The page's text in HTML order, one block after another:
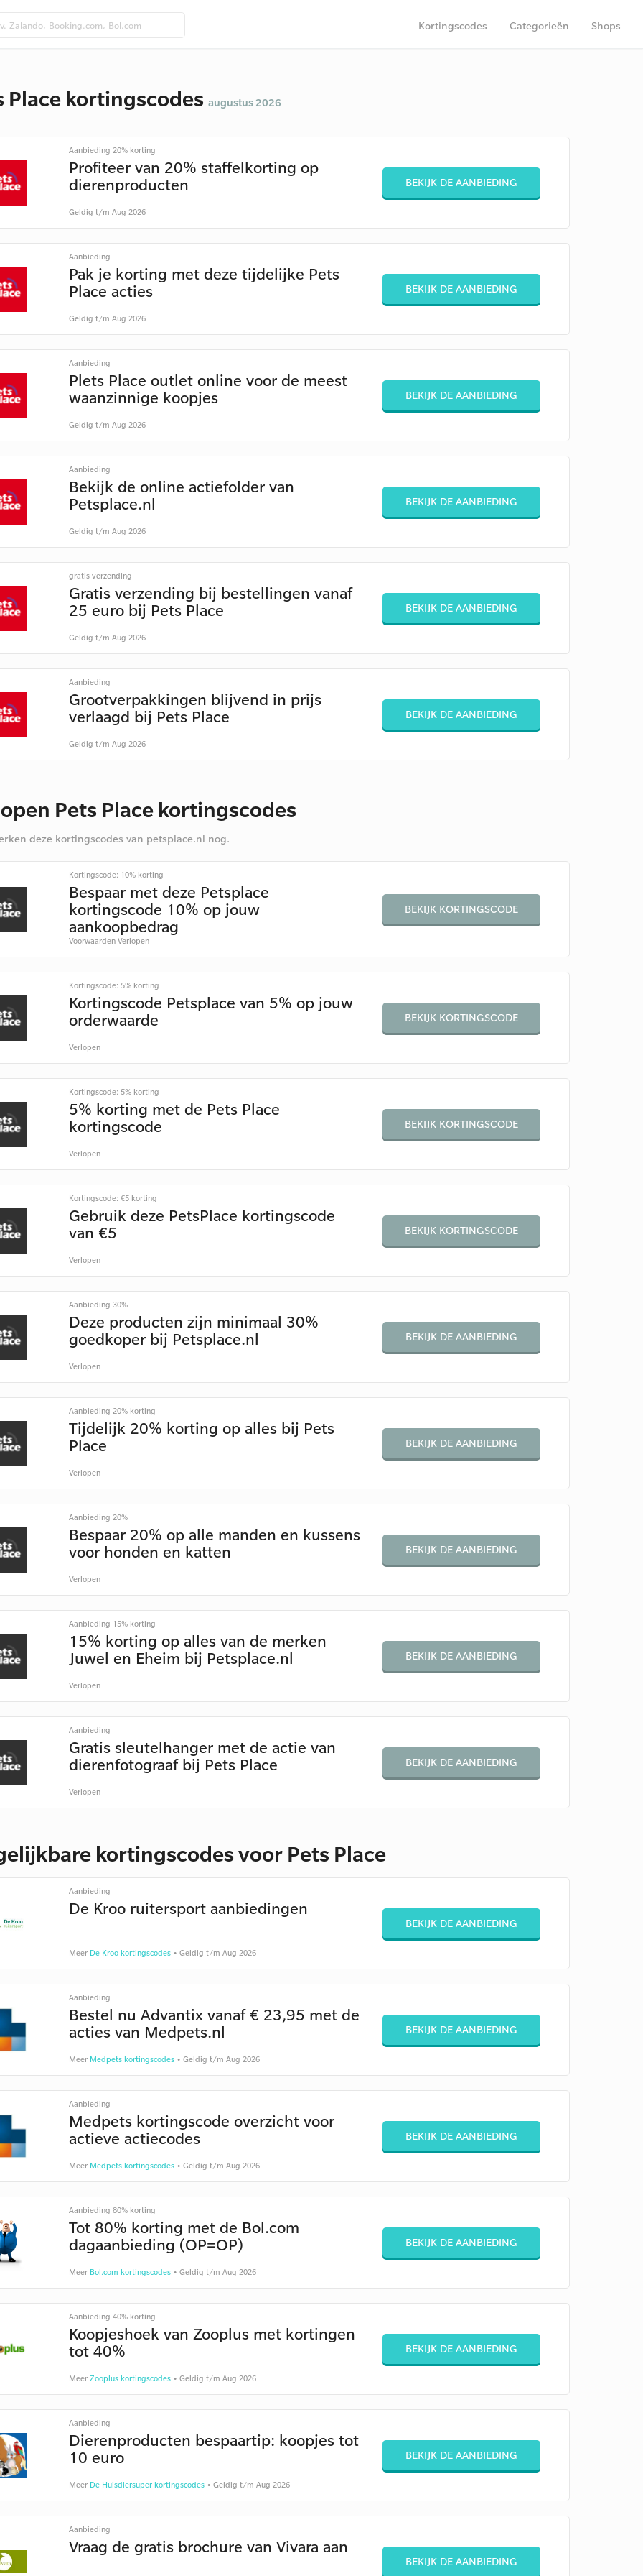
Kortingscodes Categorieën Shops
Place kortingscodes augustus 2026
Aanbieding 20% korting
Profiteer van 20% staffelkorting op
dierenproducten
Geldig t/m Aug 2026
BEKIJK DE AANBIEDING
Aanbieding
Pak je korting met deze tijdelijke Pets
Place acties
Geldig t/m Aug 2026
BEKIJK DE AANBIEDING
Aanbieding
Plets Place outlet online voor de meest
waanzinnige koopjes
Geldig t/m Aug 2026
BEKIJK DE AANBIEDING
Aanbieding
Bekijk de online actiefolder van
Petsplace.nl
Geldig t/m Aug 2026
BEKIJK DE AANBIEDING
gratis verzending
Gratis verzending bij bestellingen vanaf
25 euro bij Pets Place
Geldig t/m Aug 2026
BEKIJK DE AANBIEDING
Aanbieding
Grootverpakkingen blijvend in prijs
verlaagd bij Pets Place
Geldig t/m Aug 2026
BEKIJK DE AANBIEDING
Pets Place kortingscodes
deze kortingscodes van petsplace.nl nog.
Kortingscode: 10% korting
Bespaar met deze Petsplace
kortingscode 10% op jouw
aankoopbedrag
VoorwaardenVerlopen
BEKIJK KORTINGSCODE
Kortingscode: 5% korting
Kortingscode Petsplace van 5% op jouw
orderwaarde
Verlopen
BEKIJK KORTINGSCODE
Kortingscode: 5% korting
5% korting met de Pets Place
kortingscode
Verlopen
BEKIJK KORTINGSCODE
Kortingscode: €5 korting
Gebruik deze PetsPlace kortingscode
van €5
Verlopen
BEKIJK KORTINGSCODE
Aanbieding 30%
Deze producten zijn minimaal 30%
goedkoper bij Petsplace.nl
Verlopen
BEKIJK DE AANBIEDING
Aanbieding 20% korting
Tijdelijk 20% korting op alles bij Pets
Place
Verlopen
BEKIJK DE AANBIEDING
Aanbieding 20%
Bespaar 20% op alle manden en kussens
voor honden en katten
Verlopen
BEKIJK DE AANBIEDING
Aanbieding 15% korting
15% korting op alles van de merken
Juwel en Eheim bij Petsplace.nl
Verlopen
BEKIJK DE AANBIEDING
Aanbieding
Gratis sleutelhanger met de actie van
dierenfotograaf bij Pets Place
Verlopen
BEKIJK DE AANBIEDING
kortingscodes voor Pets Place
Aanbieding
De Kroo ruitersport aanbiedingen
Meer De Kroo kortingscodes• Geldig t/m Aug 2026
BEKIJK DE AANBIEDING
Aanbieding
Bestel nu Advantix vanaf € 23,95 met de
acties van Medpets.nl
Meer Medpets kortingscodes• Geldig t/m Aug 2026
BEKIJK DE AANBIEDING
Aanbieding
Medpets kortingscode overzicht voor
actieve actiecodes
Meer Medpets kortingscodes• Geldig t/m Aug 2026
BEKIJK DE AANBIEDING
Aanbieding 80% korting
Tot 80% korting met de Bol.com
dagaanbieding (OP=OP)
Meer Bol.com kortingscodes• Geldig t/m Aug 2026
BEKIJK DE AANBIEDING
Aanbieding 40% korting
Koopjeshoek van Zooplus met kortingen
tot 40%
Meer Zooplus kortingscodes• Geldig t/m Aug 2026
BEKIJK DE AANBIEDING
Aanbieding
Dierenproducten bespaartip: koopjes tot
10 euro
Meer De Huisdiersuper kortingscodes• Geldig t/m Aug 2026
BEKIJK DE AANBIEDING
Aanbieding
Vraag de gratis brochure van Vivara aan
BEKIJK DE AANBIEDING